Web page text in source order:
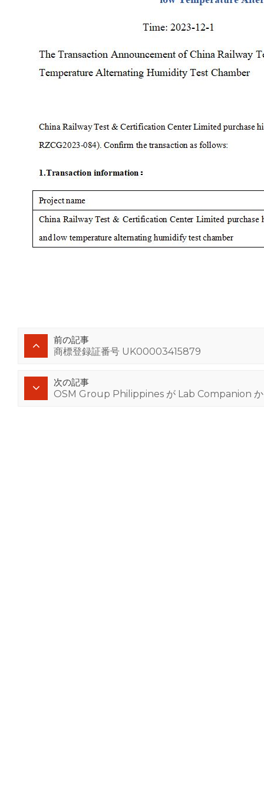
前の記事
商標登録証番号 UK00003415879
次の記事
OSM Group Philippines が Lab Companion か